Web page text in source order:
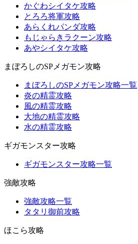
かぐわシイタケ攻略
とろろ将軍攻略
あらくれパンダ攻略
もじゃらきラクーン攻略
あやシイタケ攻略
まぼろしのSPメガモン攻略
まぼろしのSPメガモン攻略一覧
炎の精霊攻略
風の精霊攻略
大地の精霊攻略
水の精霊攻略
ギガモンスター攻略
ギガモンスター攻略一覧
強敵攻略
強敵攻略一覧
タタリ御前攻略
ほこら攻略